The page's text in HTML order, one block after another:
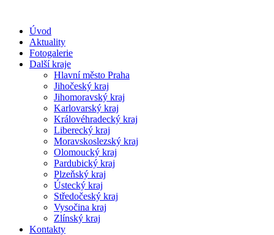
Úvod
Aktuality
Fotogalerie
Další kraje
Hlavní město Praha
Jihočeský kraj
Jihomoravský kraj
Karlovarský kraj
Královéhradecký kraj
Liberecký kraj
Moravskoslezský kraj
Olomoucký kraj
Pardubický kraj
Plzeňský kraj
Ústecký kraj
Středočeský kraj
Vysočina kraj
Zlínský kraj
Kontakty